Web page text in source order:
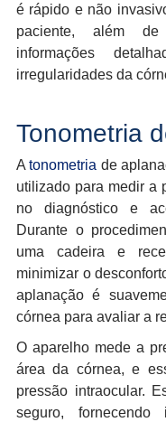
é rápido e não
paciente, além de
informações
irregularidades da
Tonometria
Atonometria de
utilizado para medir a
no diagnóstico e
Durante o
uma cadeira e
minimizar o
aplanação é
córnea para avaliar a
O aparelho mede a
área da córnea, e
pressão intraocular.
seguro,